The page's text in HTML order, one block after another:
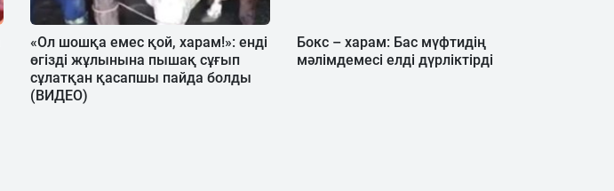
«Ол шошқа емес қой, харам!»: енді
өгізді жұлынына пышақ сұғып
сұлатқан қасапшы пайда болды
(ВИДЕО)
Бокс – харам: Бас мүфтидің
мәлімдемесі елді дүрліктірді